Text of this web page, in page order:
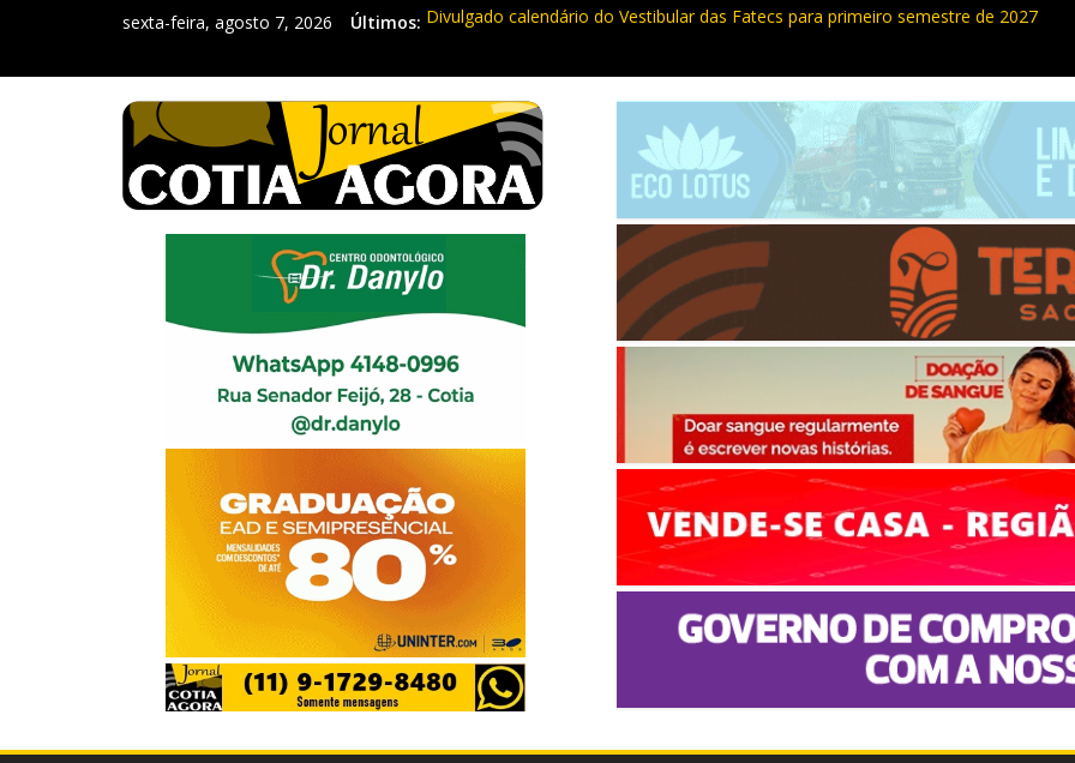
sexta-feira, agosto 7, 2026 Últimos: Divulgado calendário do Vestibular das Fatecs para primeiro semestre de 2027
Morador denuncia furto de cabos em postes na Estrada da Roselândia
Itapevi: Em duas ocorrências, PM recupera carga roubada, caminhão e liberta
Sebrae promove curso de compras públicas em Vargem Grande Paulista